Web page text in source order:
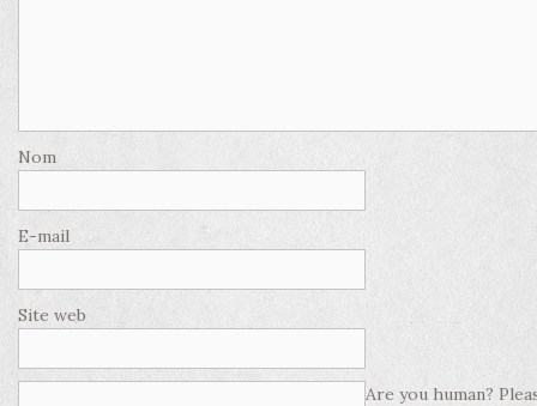
Nom
E-mail
Site web
Are you human?